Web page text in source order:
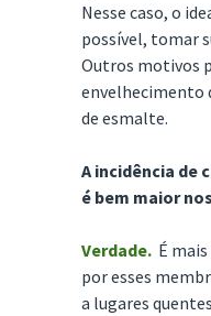
Nesse caso, o
possível, tomar
Outros motivos
envelhecimento
de esmalte.
A incidência de
é bem maior
Verdade. É
por esses
a lugares